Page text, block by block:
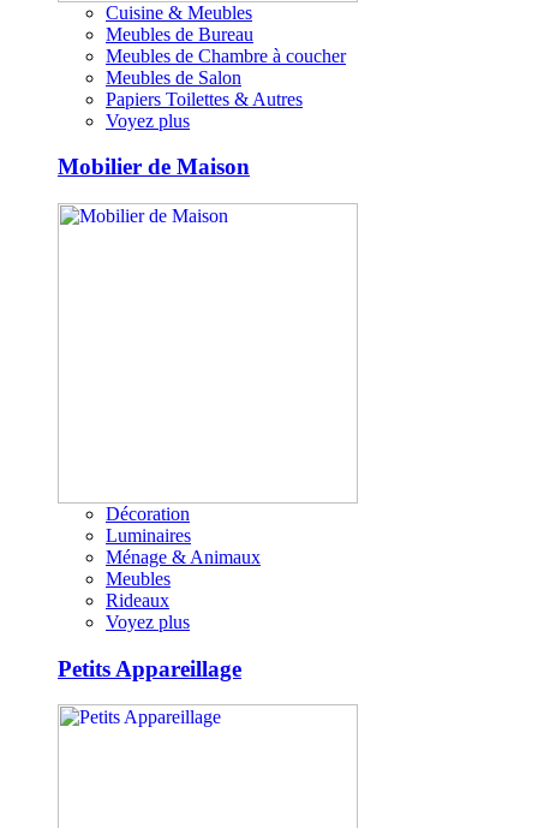
Cuisine & Meubles
Meubles de Bureau
Meubles de Chambre à coucher
Meubles de Salon
Papiers Toilettes & Autres
Voyez plus
Mobilier de Maison
Décoration
Luminaires
Ménage & Animaux
Meubles
Rideaux
Voyez plus
Petits Appareillage